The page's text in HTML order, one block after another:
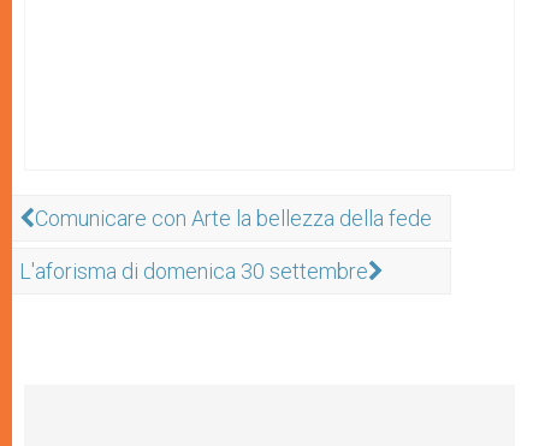
Comunicare con Arte la bellezza della fede
L'aforisma di domenica 30 settembre